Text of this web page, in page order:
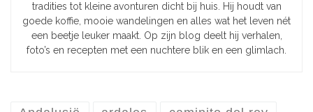
tradities tot kleine avonturen dicht bij huis. Hij houdt van
goede koffie, mooie wandelingen en alles wat het leven nét
een beetje leuker maakt. Op zijn blog deelt hij verhalen,
foto’s en recepten met een nuchtere blik en een glimlach.